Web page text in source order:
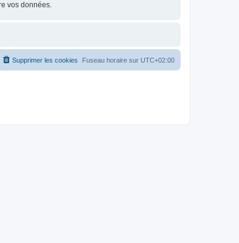
vos données.
Fuseau horaire sur UTC+02:00
Supprimer les cookies